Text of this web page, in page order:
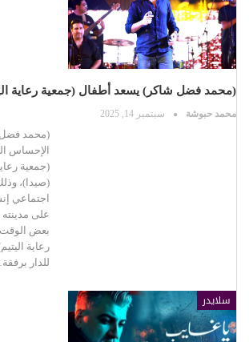
(محمد فضل شاكر) يسعد أطفال (جمعية رعاية
محمد حبوشة سبتمبر 14, 2025
(محمد فضل
الإحساس
(جمعية
(صيدا)،
اجتماعي
على
بعض
رعاية
للدار
سلايدر